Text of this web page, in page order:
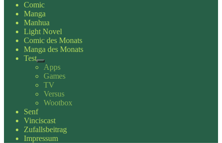
Comic
Manga
Manhua
Light Novel
Comic des Monats
Manga des Monats
Test
Apps
Games
TV
Versus
Wootbox
Senf
Vinciscast
Zufallsbeitrag
Impressum